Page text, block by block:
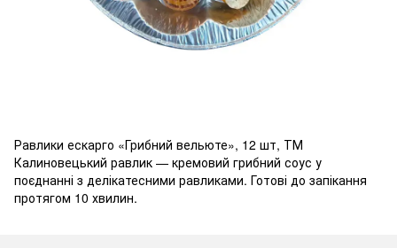
Равлики ескарго «Грибний вельюте», 12 шт, ТМ
Калиновецький равлик — кремовий грибний соус у
поєднанні з делікатесними равликами. Готові до запікання
протягом 10 хвилин.